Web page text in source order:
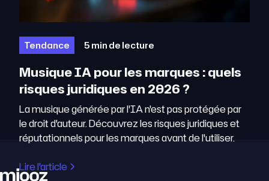
Tendance 5 min de lecture
Musique IA pour les marques : quels
risques juridiques en 2026 ?
La musique générée par l'IA n'est pas protégée par
le droit d'auteur. Découvrez les risques juridiques et
réputationnels pour les marques avant de l'utiliser.
Lire l'article